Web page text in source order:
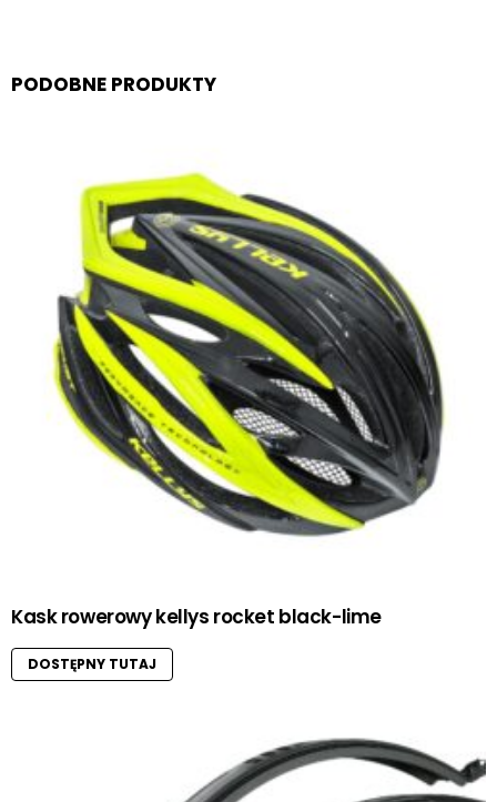
PODOBNE PRODUKTY
Kask rowerowy kellys rocket black-lime
DOSTĘPNY TUTAJ